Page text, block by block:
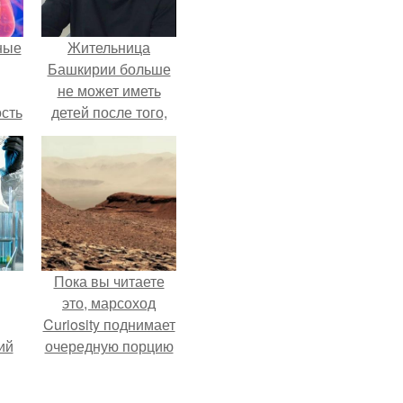
Жительница
Башкирии больше
не может иметь
детей после того,
как медики сделали
ей аборт на шестом
месяце
беременности и
оставили в матке
плаценту.
Пока вы читаете
это, марсоход
Curiosity поднимает
очередную порцию